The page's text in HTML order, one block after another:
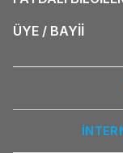
ÜYE / BAYİİ